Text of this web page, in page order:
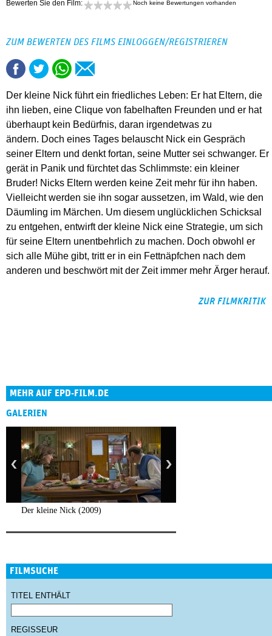
Bewerten Sie den Film: Noch keine Bewertungen vorhanden
ZUM BEWERTEN DES FILMS EINLOGGEN/REGISTRIEREN
Der kleine Nick führt ein friedliches Leben: Er hat Eltern, die
ihn lieben, eine Clique von fabelhaften Freunden und er hat
überhaupt kein Bedürfnis, daran irgendetwas zu
ändern. Doch eines Tages belauscht Nick ein Gespräch
seiner Eltern und denkt fortan, seine Mutter sei schwanger. Er
gerät in Panik und fürchtet das Schlimmste: ein kleiner
Bruder! Nicks Eltern werden keine Zeit mehr für ihn haben.
Vielleicht werden sie ihn sogar aussetzen, im Wald, wie den
Däumling im Märchen. Um diesem unglücklichen Schicksal
zu entgehen, entwirft der kleine Nick eine Strategie, um sich
für seine Eltern unentbehrlich zu machen. Doch obwohl er
sich alle Mühe gibt, tritt er in ein Fettnäpfchen nach dem
anderen und beschwört mit der Zeit immer mehr Ärger herauf.
ZUR FILMKRITIK
MEHR AUF EPD-FILM.DE
GALERIEN
Der kleine Nick (2009)
FILMSUCHE
TITEL ENTHÄLT
REGISSEUR